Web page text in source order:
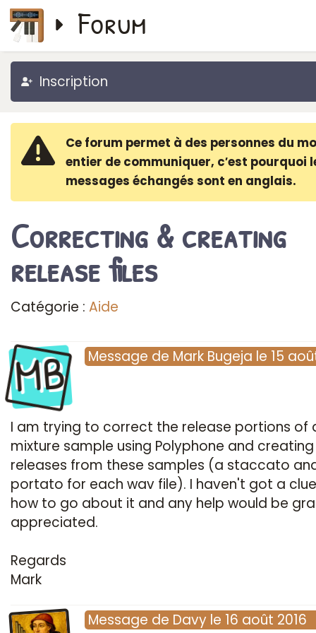
Forum
Inscription
Ce forum permet à des personnes du
entier de communiquer, c′est pourquoi
messages échangés sont en anglais.
Correcting & creating
release files
Catégorie : Aide
MB Message de Mark Bugeja le 15
I am trying to correct the release portions of
mixture sample using Polyphone and
releases from these samples (a staccato
portato for each wav file). I haven't got a
how to go about it and any help would be
appreciated.
Regards
Mark
Message de Davy le 16 août 2016